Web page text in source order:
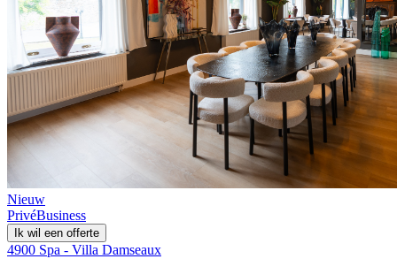
Nieuw
PrivéBusiness
Ik wil een offerte
4900 Spa - Villa Damseaux